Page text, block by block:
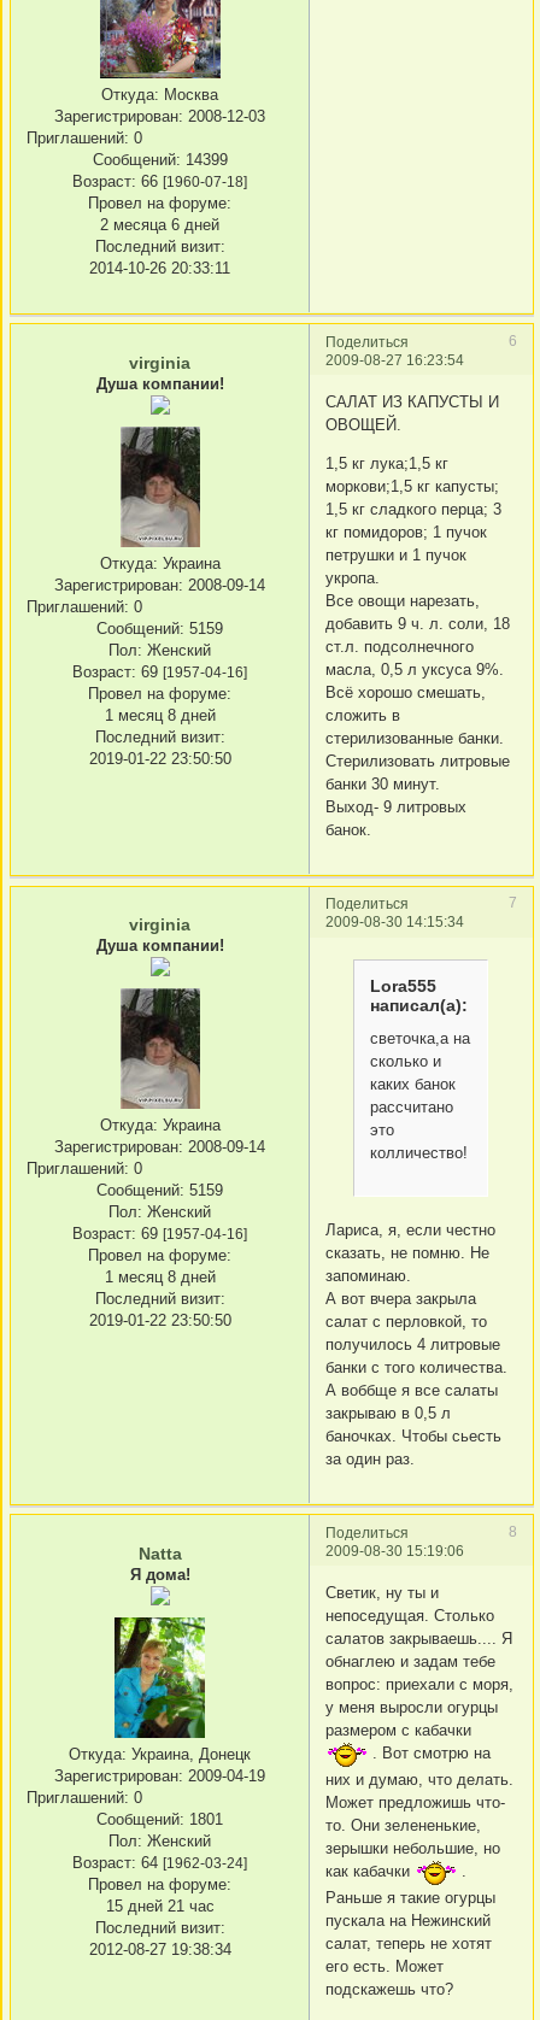
Откуда: Москва
Зарегистрирован: 2008-12-03
Приглашений: 0
Сообщений: 14399
Возраст: 66 [1960-07-18]
Провел на форуме:
2 месяца 6 дней
Последний визит:
2014-10-26 20:33:11
Поделиться
6
2009-08-27 16:23:54
virginia
Душа компании!
Откуда: Украина
Зарегистрирован: 2008-09-14
Приглашений: 0
Сообщений: 5159
Пол: Женский
Возраст: 69 [1957-04-16]
Провел на форуме:
1 месяц 8 дней
Последний визит:
2019-01-22 23:50:50
САЛАТ ИЗ КАПУСТЫ И
ОВОЩЕЙ.
1,5 кг лука;1,5 кг
моркови;1,5 кг капусты;
1,5 кг сладкого перца; 3
кг помидоров; 1 пучок
петрушки и 1 пучок
укропа.
Все овощи нарезать,
добавить 9 ч. л. соли, 18
ст.л. подсолнечного
масла, 0,5 л уксуса 9%.
Всё хорошо смешать,
сложить в
стерилизованные банки.
Стерилизовать литровые
банки 30 минут.
Выход- 9 литровых
банок.
Поделиться
7
2009-08-30 14:15:34
virginia
Душа компании!
Откуда: Украина
Зарегистрирован: 2008-09-14
Приглашений: 0
Сообщений: 5159
Пол: Женский
Возраст: 69 [1957-04-16]
Провел на форуме:
1 месяц 8 дней
Последний визит:
2019-01-22 23:50:50
Lora555
написал(а):
светочка,а на
сколько и
каких банок
рассчитано
это
колличество!
Лариса, я, если честно
сказать, не помню. Не
запоминаю.
А вот вчера закрыла
салат с перловкой, то
получилось 4 литровые
банки с того количества.
А воббще я все салаты
закрываю в 0,5 л
баночках. Чтобы сьесть
за один раз.
Поделиться
8
2009-08-30 15:19:06
Natta
Я дома!
Откуда: Украина, Донецк
Зарегистрирован: 2009-04-19
Приглашений: 0
Сообщений: 1801
Пол: Женский
Возраст: 64 [1962-03-24]
Провел на форуме:
15 дней 21 час
Последний визит:
2012-08-27 19:38:34
Светик, ну ты и
непоседущая. Столько
салатов закрываешь.... Я
обнаглею и задам тебе
вопрос: приехали с моря,
у меня выросли огурцы
размером с кабачки
. Вот смотрю на
них и думаю, что делать.
Может предложишь что-
то. Они зелененькие,
зерышки небольшие, но
как кабачки
.
Раньше я такие огурцы
пускала на Нежинский
салат, теперь не хотят
его есть. Может
подскажешь что?